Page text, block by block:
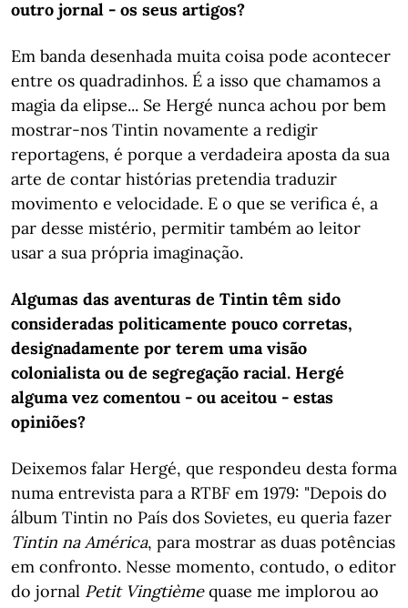
outro jornal - os seus artigos?
Em banda desenhada muita coisa pode acontecer
entre os quadradinhos. É a isso que chamamos a
magia da elipse... Se Hergé nunca achou por bem
mostrar-nos Tintin novamente a redigir
reportagens, é porque a verdadeira aposta da sua
arte de contar histórias pretendia traduzir
movimento e velocidade. E o que se verifica é, a
par desse mistério, permitir também ao leitor
usar a sua própria imaginação.
Algumas das aventuras de Tintin têm sido
consideradas politicamente pouco corretas,
designadamente por terem uma visão
colonialista ou de segregação racial. Hergé
alguma vez comentou - ou aceitou - estas
opiniões?
Deixemos falar Hergé, que respondeu desta forma
numa entrevista para a RTBF em 1979: "Depois do
álbum Tintin no País dos Sovietes, eu queria fazer
Tintin na América, para mostrar as duas potências
em confronto. Nesse momento, contudo, o editor
do jornal Petit Vingtièmequase me implorou ao